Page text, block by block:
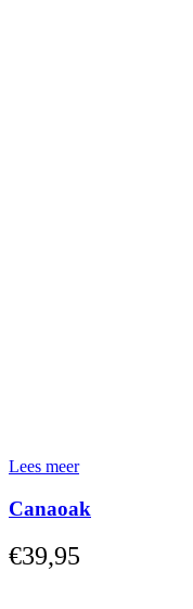
Lees meer
Canaoak
€39,95